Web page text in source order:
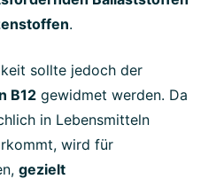
.
sollte jedoch der
B12 gewidmet werden. Da
in Lebensmitteln
wird für
gezielt